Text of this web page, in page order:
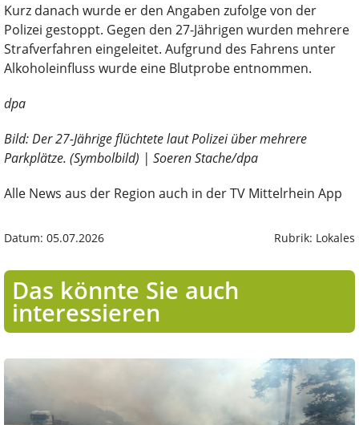
Kurz danach wurde er den Angaben zufolge von der
Polizei gestoppt. Gegen den 27-Jährigen wurden mehrere
Strafverfahren eingeleitet. Aufgrund des Fahrens unter
Alkoholeinfluss wurde eine Blutprobe entnommen.
dpa
Bild: Der 27-Jährige flüchtete laut Polizei über mehrere
Parkplätze. (Symbolbild) | Soeren Stache/dpa
Alle News aus der Region auch in der TV Mittelrhein App
Datum: 05.07.2026 Rubrik: Lokales
Das könnte Sie auch
interessieren